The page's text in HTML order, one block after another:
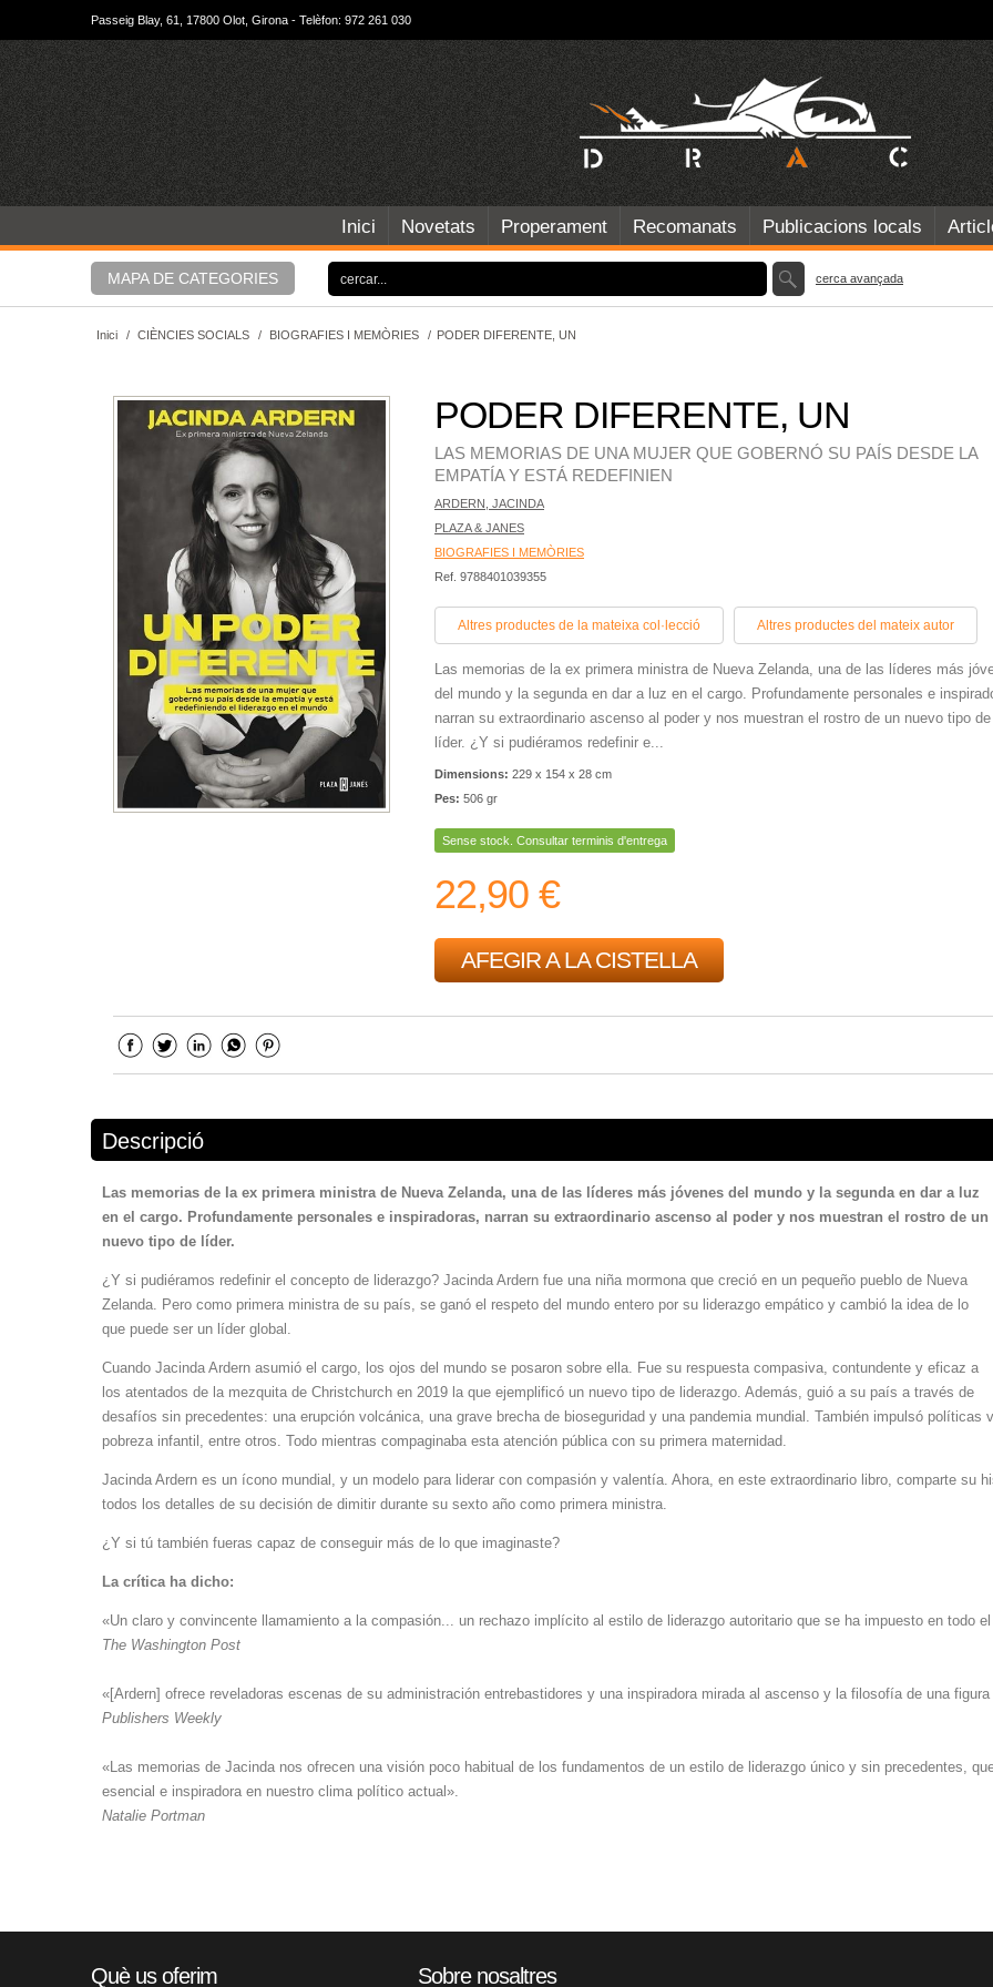
Passeig Blay, 61, 17800 Olot, Girona - Telèfon: 972 261 030
Inici Novetats Properament Recomanats Publicacions locals
MAPA DE CATEGORIES cerca avançada
Inici / CIÈNCIES SOCIALS / BIOGRAFIES I MEMÒRIES / PODER DIFERENTE, UN
PODER DIFERENTE, UN
LAS MEMORIAS DE UNA MUJER QUE GOBERNÓ SU PAÍS DESDE LA
EMPATÍA Y ESTÁ REDEFINIEN
ARDERN, JACINDA
PLAZA & JANES
BIOGRAFIES I MEMÒRIES
Ref. 9788401039355
Altres productes de la mateixa col·lecció Altres productes del mateix autor
Las memorias de la ex primera ministra de Nueva Zelanda, una de las líderes más
del mundo y la segunda en dar a luz en el cargo. Profundamente personales e
narran su extraordinario ascenso al poder y nos muestran el rostro de un nuevo tipo de
líder. ¿Y si pudiéramos redefinir e...
Dimensions: 229 x 154 x 28 cm
Pes: 506 gr
Sense stock. Consultar terminis d'entrega
22,90 €
AFEGIR A LA CISTELLA
Descripció
Las memorias de la ex primera ministra de Nueva Zelanda, una de las líderes más jóvenes del mundo y la segunda en dar a luz
en el cargo. Profundamente personales e inspiradoras, narran su extraordinario ascenso al poder y nos muestran el rostro de un
nuevo tipo de líder.
¿Y si pudiéramos redefinir el concepto de liderazgo? Jacinda Ardern fue una niña mormona que creció en un pequeño pueblo de Nueva
Zelanda. Pero como primera ministra de su país, se ganó el respeto del mundo entero por su liderazgo empático y cambió la idea de lo
que puede ser un líder global.
Cuando Jacinda Ardern asumió el cargo, los ojos del mundo se posaron sobre ella. Fue su respuesta compasiva, contundente y eficaz a
los atentados de la mezquita de Christchurch en 2019 la que ejemplificó un nuevo tipo de liderazgo. Además, guió a su país a través de
desafíos sin precedentes: una erupción volcánica, una grave brecha de bioseguridad y una pandemia mundial. También impulsó
pobreza infantil, entre otros. Todo mientras compaginaba esta atención pública con su primera maternidad.
Jacinda Ardern es un ícono mundial, y un modelo para liderar con compasión y valentía. Ahora, en este extraordinario libro, comparte su
todos los detalles de su decisión de dimitir durante su sexto año como primera ministra.
¿Y si tú también fueras capaz de conseguir más de lo que imaginaste?
La crítica ha dicho:
«Un claro y convincente llamamiento a la compasión... un rechazo implícito al estilo de liderazgo autoritario que se ha impuesto en todo el
The Washington Post
«[Ardern] ofrece reveladoras escenas de su administración entrebastidores y una inspiradora mirada al ascenso y la filosofía de una
Publishers Weekly
«Las memorias de Jacinda nos ofrecen una visión poco habitual de los fundamentos de un estilo de liderazgo único y sin precedentes,
esencial e inspiradora en nuestro clima político actual».
Natalie Portman
Què us oferim Sobre nosaltres